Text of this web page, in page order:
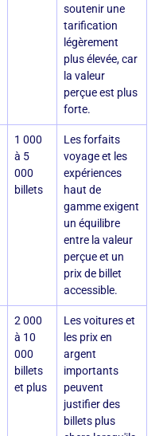
soutenir une
tarification
légèrement
plus élevée, car
la valeur
perçue est plus
forte.
1 000
à 5
000
billets
Les forfaits
voyage et les
expériences
haut de
gamme exigent
un équilibre
entre la valeur
perçue et un
prix de billet
accessible.
2 000
à 10
000
billets
et plus
Les voitures et
les prix en
argent
importants
peuvent
justifier des
billets plus